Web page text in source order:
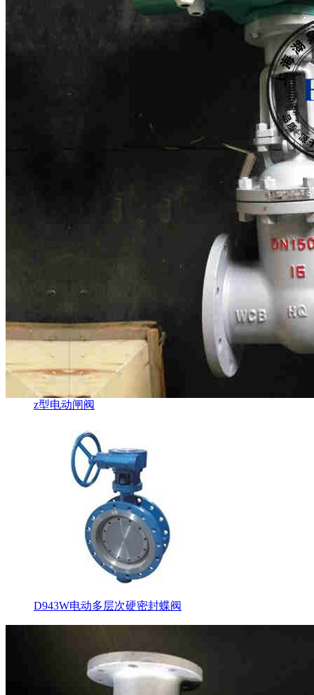
z型电动闸阀
D943W电动多层次硬密封蝶阀